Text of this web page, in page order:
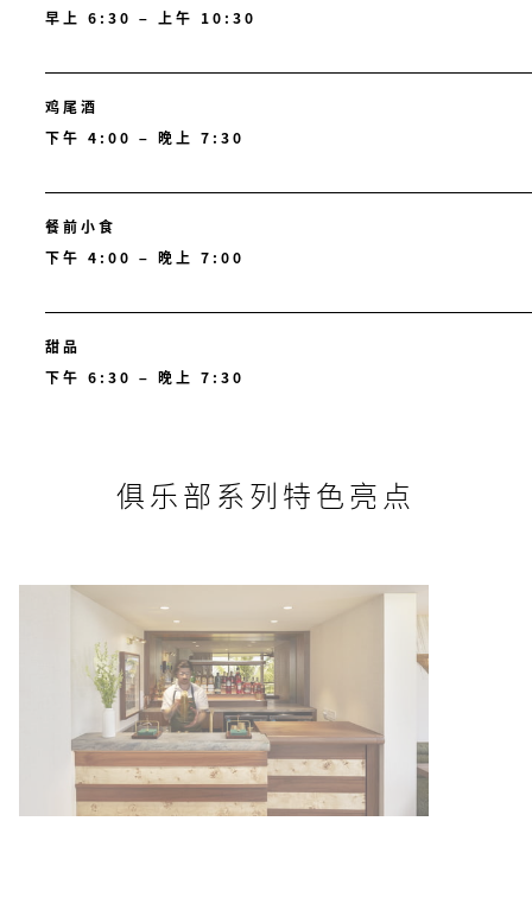
早上 6:30 – 上午 10:30
鸡尾酒
下午 4:00 – 晚上 7:30
餐前小食
下午 4:00 – 晚上 7:00
甜品
下午 6:30 – 晚上 7:30
俱乐部系列特色亮点